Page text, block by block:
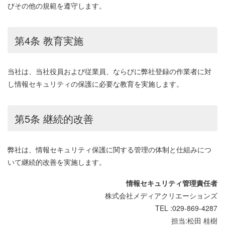
びその他の規範を遵守します。
第4条 教育実施
当社は、当社役員および従業員、ならびに弊社登録の作業者に対
し情報セキュリティの保護に必要な教育を実施します。
第5条 継続的改善
弊社は、情報セキュリティ保護に関する管理の体制と仕組みにつ
いて継続的改善を実施します。
情報セキュリティ管理責任者
株式会社メディアクリエーションズ
TEL :029-869-4287
担当:松田 桂樹